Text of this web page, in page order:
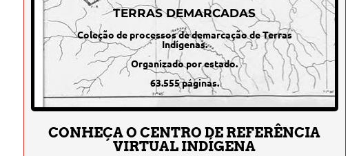
TERRAS DEMARCADAS
Coleção de processos de demarcação de Terras
Indígenas.
Organizado por estado.
63.555 páginas.
CONHEÇA O CENTRO DE REFERÊNCIA
VIRTUAL INDÍGENA